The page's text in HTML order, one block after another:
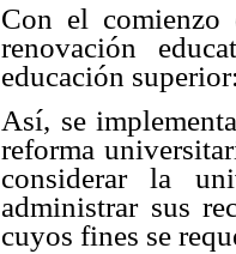
Con el comienzo
renovación
educación
Así, se
reforma
considerar la
administrar sus
cuyos fines se